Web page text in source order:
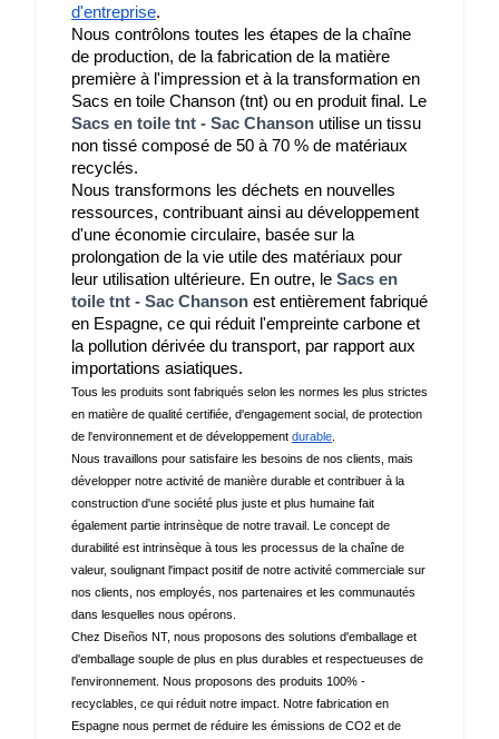
d'entreprise.
Nous contrôlons toutes les étapes de la chaîne
de production, de la fabrication de la matière
première à l'impression et à la transformation en
Sacs en toile tnt - Sac Chanson utilise un tissu
non tissé composé de 50 à 70 % de matériaux
recyclés.
Nous transformons les déchets en nouvelles
ressources, contribuant ainsi au développement
d'une économie circulaire, basée sur la
prolongation de la vie utile des matériaux pour
leur utilisation ultérieure. En outre, le Sacs en
toile tnt - Sac Chanson est entièrement fabriqué
en Espagne, ce qui réduit l'empreinte carbone et
la pollution dérivée du transport, par rapport aux
importations asiatiques.
Tous les produits sont fabriqués selon les normes les plus strictes
en matière de qualité certifiée, d'engagement social, de protection
de l'environnement et de développement durable
Nous travaillons pour satisfaire les besoins de nos clients, mais
développer notre activité de manière durable et contribuer à la
construction d'une société plus juste et plus humaine fait
également partie intrinsèque de notre travail. Le concept de
durabilité est intrinsèque à tous les processus de la chaîne de
valeur, soulignant l'impact positif de notre activité commerciale sur
nos clients, nos employés, nos partenaires et les communautés
dans lesquelles nous opérons.
Chez Diseños NT, nous proposons des solutions d'emballage et
d'emballage souple de plus en plus durables et respectueuses de
l'environnement. Nous proposons des produits 100% -
recyclables, ce qui réduit notre impact. Notre fabrication en
Espagne nous permet de réduire les émissions de CO2 et de